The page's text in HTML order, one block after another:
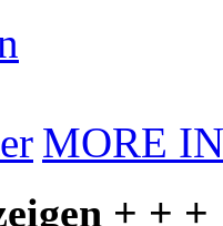
MORE
+ + +